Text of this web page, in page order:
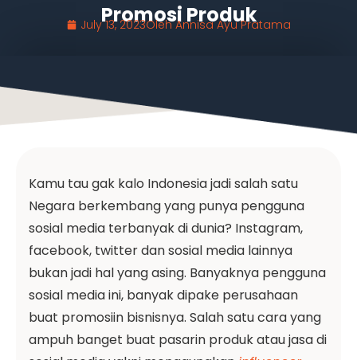
Promosi Produk
July 13, 2023OlehAnnisa Ayu Pratama
Kamu tau gak kalo Indonesia jadi salah satu
Negara berkembang yang punya pengguna
sosial media terbanyak di dunia? Instagram,
facebook, twitter dan sosial media lainnya
bukan jadi hal yang asing. Banyaknya pengguna
sosial media ini, banyak dipake perusahaan
buat promosiin bisnisnya. Salah satu cara yang
ampuh banget buat pasarin produk atau jasa di